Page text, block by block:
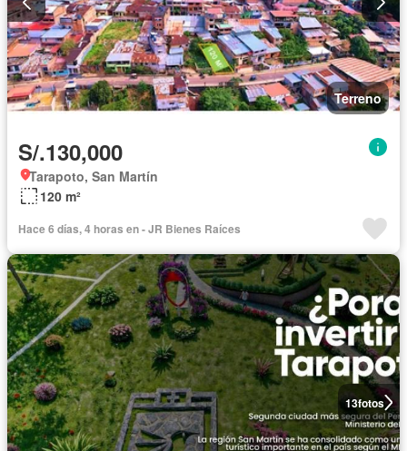
Terreno
S/.130,000
Tarapoto, San Martín
120 m²
Hace 6 días, 4 horas en - JR Bienes Raíces
13fotos